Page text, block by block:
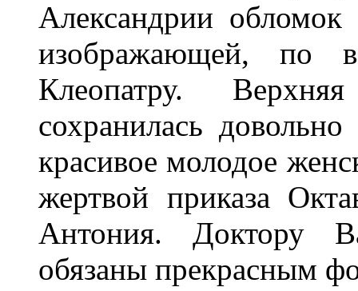
Александрии обломок
изображающей, по
Клеопатру.
сохранилась
красивое молодое
жертвой приказа
Антония. Доктору
обязаны прекрасным